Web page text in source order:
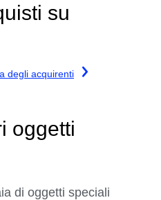
su
degli acquirenti
oggetti
di oggetti speciali